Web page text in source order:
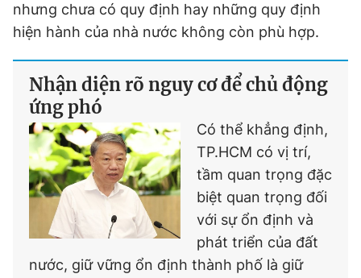
nhưng chưa có quy định hay những quy định
hiện hành của nhà nước không còn phù hợp.
Nhận diện rõ nguy cơ để chủ động
ứng phó
Có thể khẳng định,
TP.HCM có vị trí,
tầm quan trọng đặc
biệt quan trọng đối
với sự ổn định và
phát triển của đất
nước, giữ vững ổn định thành phố là giữ